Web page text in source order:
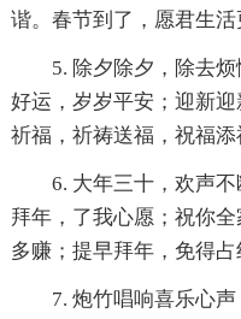
谐。春节到了，愿君生活
5. 除夕除夕，除去
好运，岁岁平安；迎新
祈福，祈祷送福，祝福添
6. 大年三十，欢声
拜年，了我心愿；祝你
多赚；提早拜年，免得占
7. 炮竹唱响喜乐心